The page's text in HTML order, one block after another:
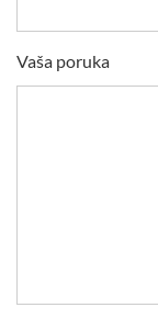
Vaša poruka